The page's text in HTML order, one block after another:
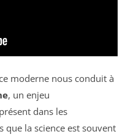
moderne nous conduit à
, un enjeu
dans les
que la science est souvent